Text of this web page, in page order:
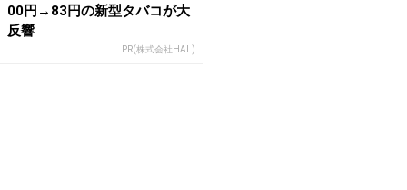
00円→83円の新型タバコが大
反響
PR(株式会社HAL)